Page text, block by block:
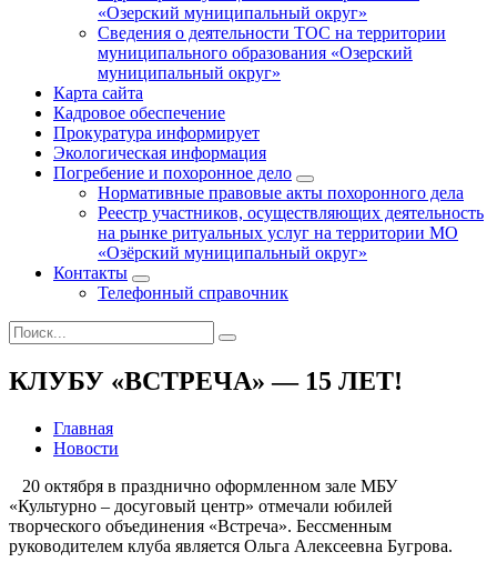
«Озерский муниципальный округ»
Сведения о деятельности ТОС на территории
муниципального образования «Озерский
муниципальный округ»
Карта сайта
Кадровое обеспечение
Прокуратура информирует
Экологическая информация
Погребение и похоронное дело
Нормативные правовые акты похоронного дела
Реестр участников, осуществляющих деятельность
на рынке ритуальных услуг на территории МО
«Озёрский муниципальный округ»
Контакты
Телефонный справочник
КЛУБУ «ВСТРЕЧА» — 15 ЛЕТ!
Главная
Новости
20 октября в празднично оформленном зале МБУ
«Культурно – досуговый центр» отмечали юбилей
творческого объединения «Встреча». Бессменным
руководителем клуба является Ольга Алексеевна Бугрова.